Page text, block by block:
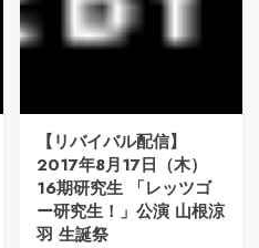
【リバイバル配信】
2017年8月17日（木）
16期研究生 「レッツゴ
ー研究生！」公演 山根涼
羽 生誕祭